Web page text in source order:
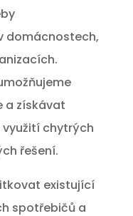
domácnostech,
a získávat
chytrých
řešení.
existující
spotřebičů a